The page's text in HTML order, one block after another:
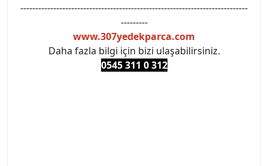
----------------------------------------------------------------------------
---------
www.307yedekparca.com
Daha fazla bilgi için bizi ulaşabilirsiniz.
0545 311 0 312